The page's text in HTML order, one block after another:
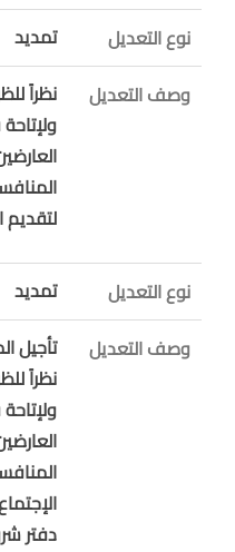
نوع التعديل
تمديد
وصف التعديل
نظراً
نوع التعديل
تمديد
وصف التعديل
تأجيل
نظراً
دفتر